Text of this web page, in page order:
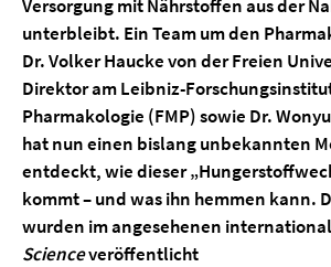
Versorgung mit Nährstoffen aus der
unterbleibt. Ein Team um den
Dr. Volker Haucke von der Freien
Direktor am Leibniz-
Pharmakologie (FMP) sowie Dr.
hat nun einen bislang unbekannten
entdeckt, wie dieser
kommt – und was ihn hemmen kann.
wurden im angesehenen
Scienceveröffentlicht